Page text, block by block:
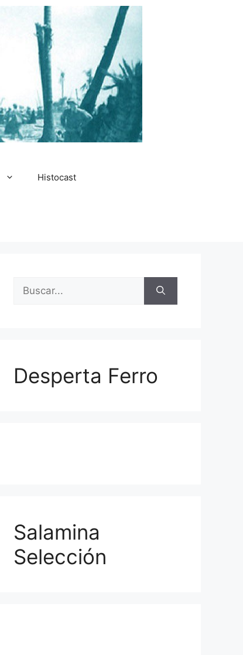
Histocast
Buscar:
Desperta Ferro
Salamina
Selección